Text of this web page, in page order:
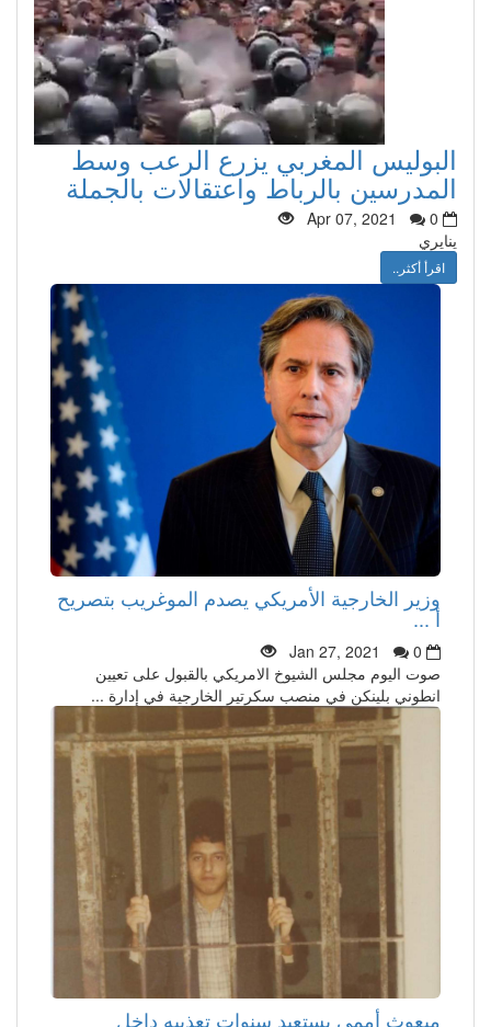
البوليس المغربي يزرع الرعب وسط
المدرسين بالرباط واعتقالات بالجملة
Apr 07, 2021
0
ينايري
اقرأ أكثر..
وزير الخارجية الأمريكي يصدم الموغريب بتصريح
أ ...
Jan 27, 2021
0
صوت اليوم مجلس الشيوخ الامريكي بالقبول على تعيين
انطوني بلينكن في منصب سكرتير الخارجية في إدارة ...
مبعوث أممي يستعيد سنوات تعذيبه داخل